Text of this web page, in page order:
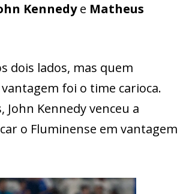
Kennedye Matheus
dois lados, mas quem
foi o time carioca.
Kennedy venceu a
o Fluminense em vantagem